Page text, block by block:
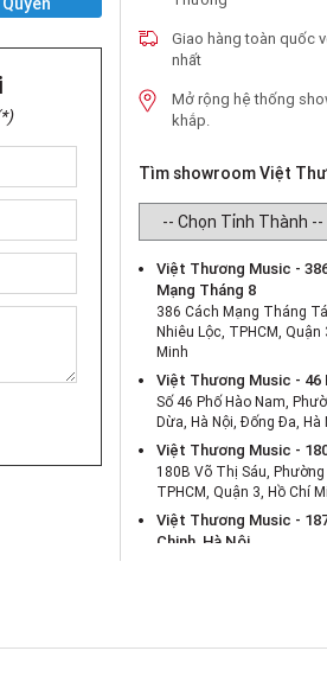
Giao hàng toàn quốc
nhất
Mở rộng hệ thống
khắp.
Tìm showroom Việt
Việt Thương Music -
Mạng Tháng 8
386 Cách Mạng Tháng
Nhiêu Lộc, TPHCM, Quận
Minh
Việt Thương Music - 46
Số 46 Phố Hào Nam,
Dừa, Hà Nội, Đống Đa, Hà
Việt Thương Music -
180B Võ Thị Sáu,
TPHCM, Quận 3, Hồ Chí
Việt Thương Music -
Chinh, Hà Nội
6F-01 Tầng 6 Trung Tâm